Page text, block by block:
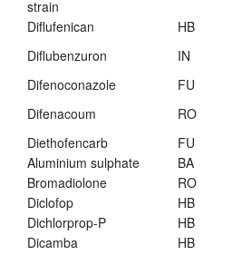
strain
Diflufenican HB
Diflubenzuron
IN
Difenoconazole
FU
Difenacoum
RO
Diethofencarb
FU
Aluminium sulphate
BA
Bromadiolone
RO
Diclofop
HB
Dichlorprop-P
HB
Dicamba
HB